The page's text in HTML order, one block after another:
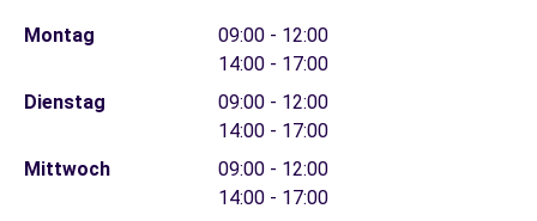
Montag
09:00 - 12:00
14:00 - 17:00
Dienstag
09:00 - 12:00
14:00 - 17:00
Mittwoch
09:00 - 12:00
14:00 - 17:00